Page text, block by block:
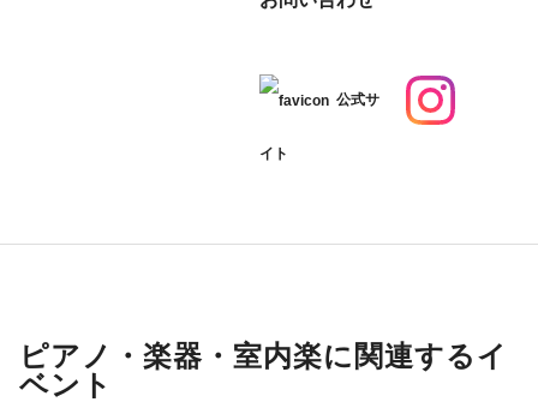
公式サ
イト
ピアノ・楽器・室内楽に関連するイ
ベント